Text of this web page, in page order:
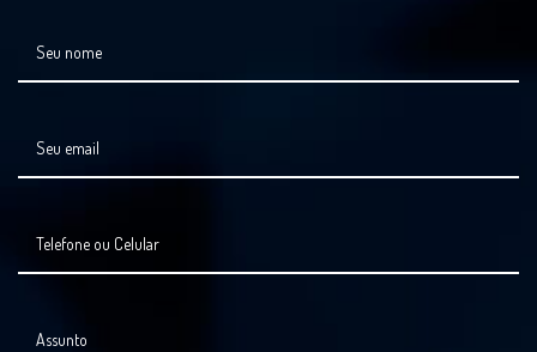
Seu nome
Seu email
Telefone ou Celular
Assunto